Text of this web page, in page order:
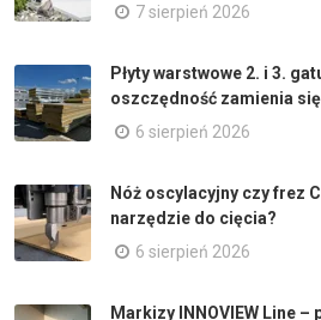
7 sierpień 2026
Płyty warstwowe 2. i 3.
oszczędność zamienia
6 sierpień 2026
Nóż oscylacyjny czy frez
narzędzie do cięcia?
6 sierpień 2026
Markizy INNOVIEW Line